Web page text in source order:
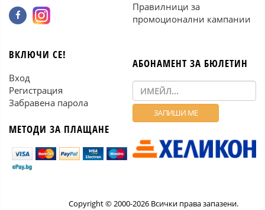
Правилници за
промоционални кампании
ВКЛЮЧИ СЕ!
Вход
Регистрация
Забравена парола
МЕТОДИ ЗА ПЛАЩАНЕ
АБОНАМЕНТ ЗА БЮЛЕТИН
Copyright © 2000-2026 Всички права запазени.